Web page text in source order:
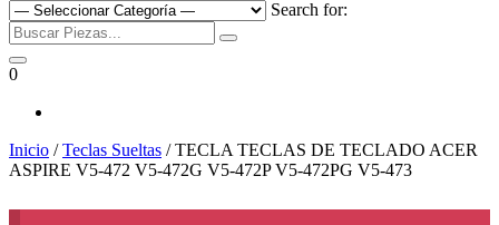
Search for:
0
Inicio /Teclas Sueltas / TECLA TECLAS DE TECLADO ACER
ASPIRE V5-472 V5-472G V5-472P V5-472PG V5-473